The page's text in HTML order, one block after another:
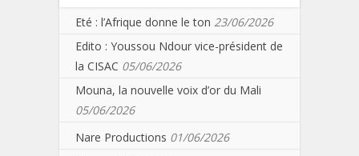
Eté : l’Afrique donne le ton 23/06/2026
Edito : Youssou Ndour vice-président de
la CISAC 05/06/2026
Mouna, la nouvelle voix d’or du Mali
05/06/2026
Nare Productions 01/06/2026